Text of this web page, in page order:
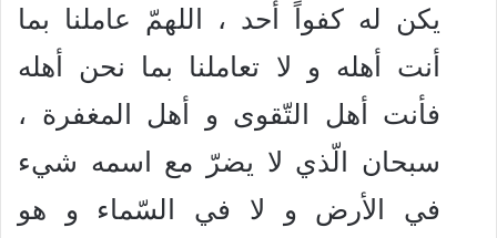
يكن له كفواً أحد ، اللهمّ عاملنا بما
أنت أهله و لا تعاملنا بما نحن أهله
فأنت أهل التّقوى و أهل المغفرة ،
سبحان الّذي لا يضرّ مع اسمه شيء
في الأرض و لا في السّماء و هو